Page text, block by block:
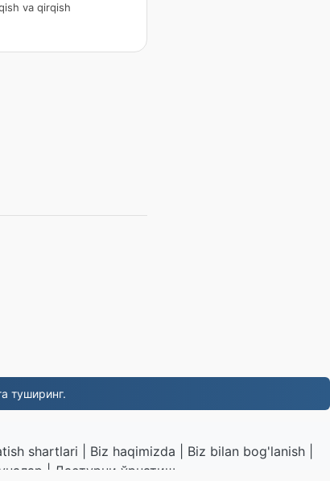
va qirqish
туширинг.
shartlari Biz haqimizda Biz bilan bog'lanish
| Дастурни ўрнатиш